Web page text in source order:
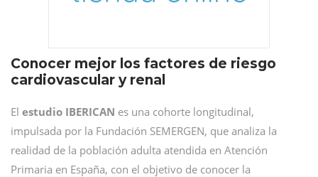
Conocer mejor los factores de riesgo
cardiovascular y renal
El estudio IBERICAN es una cohorte longitudinal,
impulsada por la Fundación SEMERGEN, que analiza la
realidad de la población adulta atendida en Atención
Primaria en España, con el objetivo de conocer la